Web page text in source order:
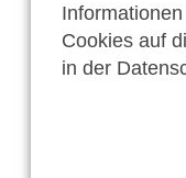
Cookies auf
in der